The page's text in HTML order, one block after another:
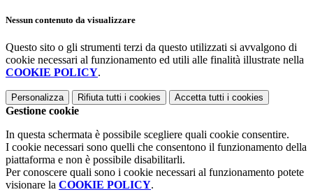
Nessun contenuto da visualizzare
Questo sito o gli strumenti terzi da questo utilizzati si avvalgono di
cookie necessari al funzionamento ed utili alle finalità illustrate nella
COOKIE POLICY.
Personalizza Rifiuta tutti i cookies Accetta tutti i cookies
Gestione cookie
In questa schermata è possibile scegliere quali cookie consentire.
I cookie necessari sono quelli che consentono il funzionamento della
piattaforma e non è possibile disabilitarli.
Per conoscere quali sono i cookie necessari al funzionamento potete
visionare la COOKIE POLICY.